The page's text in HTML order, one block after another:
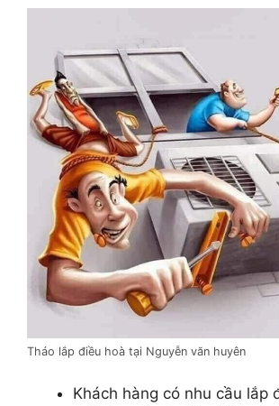
Tháo lắp điều hoà tại Nguyễn văn huyên
Khách hàng có nhu cầu lắp